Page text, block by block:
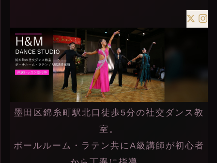
墨田区錦糸町駅北口徒歩5分の社交ダンス教
室。
ボールルーム・ラテン共にA級講師が初心者